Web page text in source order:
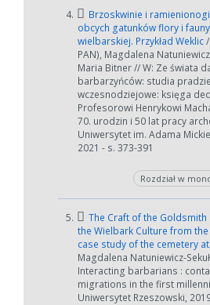
4.
Brzoskwinie i
obcych gatunków flory i
wielbarskiej. Przykład Weklic
PAN), Magdalena
Maria Bitner // W: Ze świata
barbarzyńców: studia
wczesnodziejowe: księga
Profesorowi Henrykowi
70. urodzin i 50 lat pracy
Uniwersytet im. Adama
2021 - s. 373-391
Rozdział w
5.
The Craft of the Goldsmith
the Wielbark Culture from
case study of the cemetery
Magdalena Natuniewicz-
Interacting barbarians :
migrations in the first
Uniwersytet Rzeszowski,